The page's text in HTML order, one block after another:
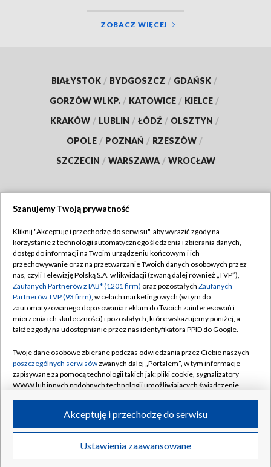
ZOBACZ WIĘCEJ
BIAŁYSTOK / BYDGOSZCZ / GDAŃSK /
GORZÓW WLKP. / KATOWICE / KIELCE /
KRAKÓW / LUBLIN / ŁÓDŹ / OLSZTYN /
OPOLE / POZNAŃ / RZESZÓW /
SZCZECIN / WARSZAWA / WROCŁAW
TVP
Abonament TVP
Emisja w TVP
Centrum informacji TVP
Naziemna Telewizja Cyfrowa
Rada Programowa
System NOS
Informacje o nadawcy
Program dla prasy
Ogłoszenie przetargowe
Regulamin TVP
Polityka prywatności
Moje zgody
Pomoc
Kontakt
Kanały
©2026 Telewizja Polska S.A. w likwidacji
Szanujemy Twoją prywatność
Kliknij "Akceptuję i przechodzę do serwisu", aby wyrazić zgody na
korzystanie z technologii automatycznego śledzenia i zbierania danych,
dostęp do informacji na Twoim urządzeniu końcowym i ich
przechowywanie oraz na przetwarzanie Twoich danych osobowych przez
nas, czyli Telewizję Polską S.A. w likwidacji (zwaną dalej również „TVP”),
Zaufanych Partnerów z IAB* (1201 firm) oraz pozostałych Zaufanych
Partnerów TVP (93 firm), w celach marketingowych (w tym do
zautomatyzowanego dopasowania reklam do Twoich zainteresowań i
mierzenia ich skuteczności) i pozostałych, które wskazujemy poniżej, a
także zgody na udostępnianie przez nas identyfikatora PPID do Google.
Twoje dane osobowe zbierane podczas odwiedzania przez Ciebie naszych
poszczególnych serwisówzwanych dalej „Portalem”, w tym informacje
zapisywane za pomocą technologii takich jak: pliki cookie, sygnalizatory
WWW lub innych podobnych technologii umożliwiających świadczenie
ruchu w Internecie.
Twoje dane osobowe zbierane podczas odwiedzania przez Ciebie
poszczególnych serwisówna Portalu, takie jak adresy IP, identyfikatory
Ustawienia zaawansowane
Akceptuję i przechodzę do serwisu